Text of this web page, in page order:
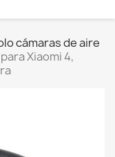
cámaras de aire
Xiaomi 4,